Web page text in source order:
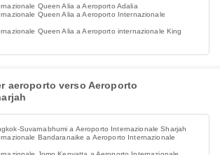
Queen Alia a Aeroporto Adalia
Queen Alia a Aeroporto Internazionale
Queen Alia a Aeroporto internazionale King
aeroporto verso Aeroporto
Suvarnabhumi a Aeroporto Internazionale Sharjah
Bandaranaike a Aeroporto Internazionale